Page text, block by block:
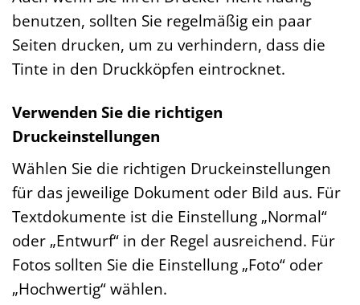
benutzen, sollten Sie regelmäßig ein paar
Seiten drucken, um zu verhindern, dass die
Tinte in den Druckköpfen eintrocknet.
Verwenden Sie die richtigen
Druckeinstellungen
Wählen Sie die richtigen Druckeinstellungen
für das jeweilige Dokument oder Bild aus. Für
Textdokumente ist die Einstellung „Normal“
oder „Entwurf“ in der Regel ausreichend. Für
Fotos sollten Sie die Einstellung „Foto“ oder
„Hochwertig“ wählen.